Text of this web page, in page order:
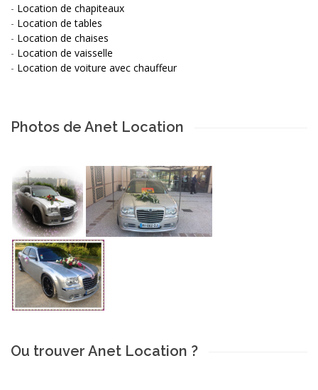
- Location de chapiteaux
- Location de tables
- Location de chaises
- Location de vaisselle
- Location de voiture avec chauffeur
Photos de Anet Location
Ou trouver Anet Location ?